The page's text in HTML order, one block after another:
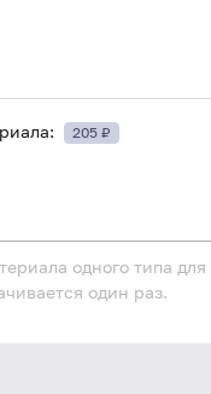
205 ₽
одного типа
один раз.